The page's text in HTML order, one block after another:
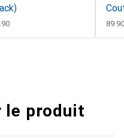
CHF
89.90
le produit